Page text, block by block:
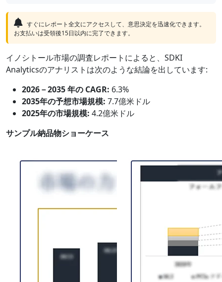
すぐにレポート全文にアクセスして、意思決定を迅速化できます。
お支払いは受領後15日以内に完了できます。
イノシトール市場の調査レポートによると、SDKI
Analyticsのアナリストは次のような結論を出しています:
2026－2035 年の CAGR: 6.3%
2035年の予想市場規模: 7.7億米ドル
2025年の市場規模: 4.2億米ドル
サンプル納品物ショーケース